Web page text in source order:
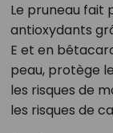
Le pruneau fait
antioxydants
E et en
peau, protège
les risques de
les risques de